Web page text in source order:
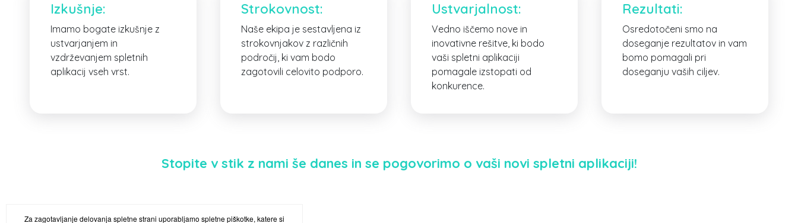
Izkušnje:
Imamo bogate izkušnje z
ustvarjanjem in
vzdrževanjem spletnih
aplikacij vseh vrst.
Strokovnost:
Naše ekipa je sestavljena iz
strokovnjakov z različnih
področij, ki vam bodo
zagotovili celovito podporo.
Ustvarjalnost:
Vedno iščemo nove in
inovativne rešitve, ki bodo
vaši spletni aplikaciji
pomagale izstopati od
konkurence.
Rezultati:
Osredotočeni smo na
doseganje rezultatov in vam
bomo pomagali pri
doseganju vaših ciljev.
Stopite v stik z nami še danes in se pogovorimo o vaši novi spletni aplikaciji!
Za zagotavljanje delovanja spletne strani uporabljamo spletne piškotke, katere si